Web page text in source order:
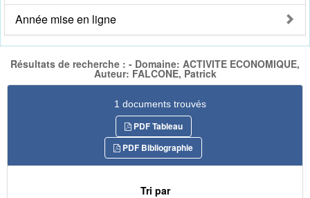
Année mise en ligne
Résultats de recherche : - Domaine: ACTIVITE ECONOMIQUE,
Auteur: FALCONE, Patrick
1 documents trouvés
PDF Tableau
PDF Bibliographie
Tri par